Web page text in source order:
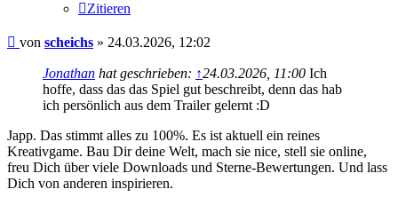
Zitieren
Beitrag
von scheichs » 24.03.2026, 12:02
Jonathan hat geschrieben: ↑24.03.2026, 11:00 Ich
hoffe, dass das das Spiel gut beschreibt, denn das hab
ich persönlich aus dem Trailer gelernt :D
Japp. Das stimmt alles zu 100%. Es ist aktuell ein reines
Kreativgame. Bau Dir deine Welt, mach sie nice, stell sie online,
freu Dich über viele Downloads und Sterne-Bewertungen. Und lass
Dich von anderen inspirieren.